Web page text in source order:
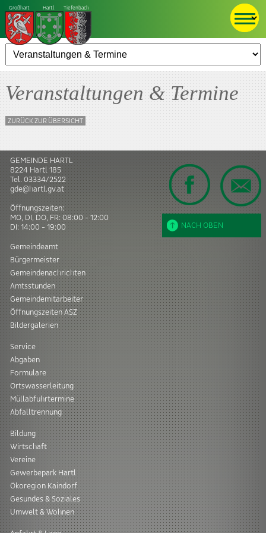
Großhart Hartl Tiefenbach
Veranstaltungen & Termine
ZURÜCK ZUR ÜBERSICHT
NACH OBEN
GEMEINDE HARTL
8224 Hartl185
Tel. 03334/2522
gde@hartl.gv.at
Öffnungszeiten:
MO, DI, DO, FR: 08:00 - 12:00
DI: 14:00 - 19:00
Gemeindeamt
Bürgermeister
Gemeindenachrichten
Amtsstunden
Gemeindemitarbeiter
Öffnungszeiten ASZ
Bildergalerien
Service
Abgaben
Formulare
Ortswasserleitung
Müllabfuhrtermine
Abfalltrennung
Bildung
Wirtschaft
Vereine
Gewerbepark Hartl
Ökoregion Kaindorf
Gesundes & Soziales
Umwelt & Wohnen